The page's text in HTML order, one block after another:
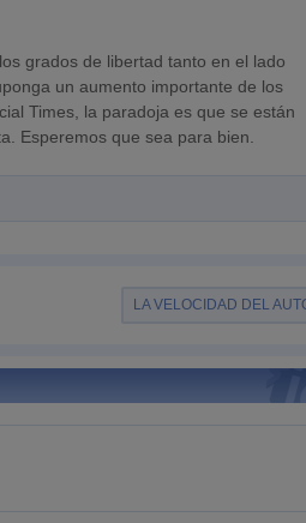
grados de libertad tanto en el lado
un aumento importante de los
Times, la paradoja es que se están
Esperemos que sea para bien.
LA VELOCIDAD DEL